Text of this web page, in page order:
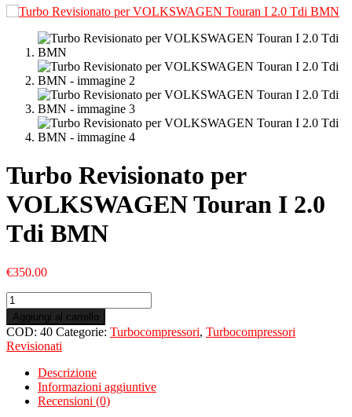
Turbo Revisionato per
VOLKSWAGEN Touran I 2.0
Tdi BMN
€350.00
Turbo
Revisionato
per
VOLKSWAGEN
Touran
Aggiungi al carrello
COD: 40 Categorie: Turbocompressori, Turbocompressori
Revisionati
Descrizione
Informazioni aggiuntive
Recensioni (0)